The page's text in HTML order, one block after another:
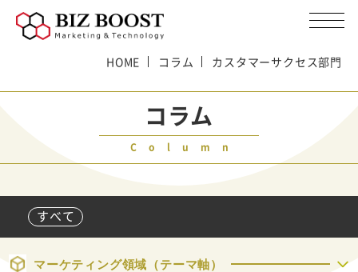
HOME コラム カスタマーサクセス部門
コラム
Column
すべて
マーケティング領域（テーマ軸）